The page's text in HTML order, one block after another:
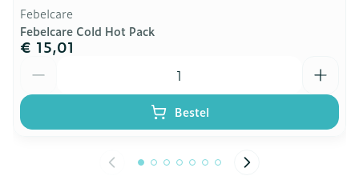
Febelcare
Febelcare Cold Hot Pack
€ 15,01
Bestel